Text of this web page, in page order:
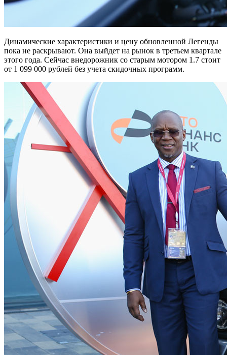
Динамические характеристики и цену обновленной Легенды
пока не раскрывают. Она выйдет на рынок в третьем квартале
этого года. Сейчас внедорожник со старым мотором 1.7 стоит
от 1 099 000 рублей без учета скидочных программ.